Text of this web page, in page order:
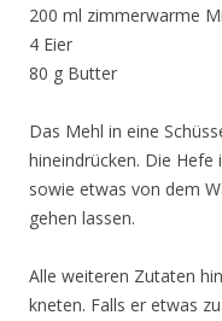
200 ml zimmerwarme
4 Eier
80 g Butter
Das Mehl in eine
hineindrücken. Die
sowie etwas von dem
gehen lassen.
Alle weiteren Zutaten
kneten. Falls er etwas